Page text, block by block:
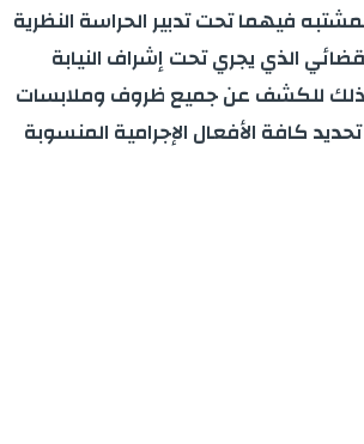
فيهما تحت تدبير الحراسة النظرية
الذي يجري تحت إشراف النيابة
للكشف عن جميع ظروف وملابسات
كافة الأفعال الإجرامية المنسوبة